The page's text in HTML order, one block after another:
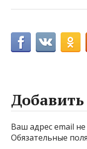
Ваш адрес email
Обязательные